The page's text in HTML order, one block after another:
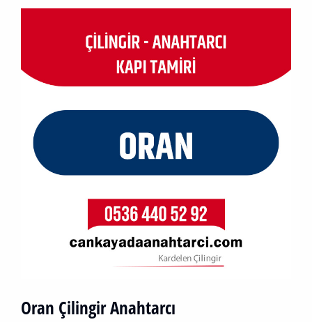
Oran Çilingir Anahtarcı